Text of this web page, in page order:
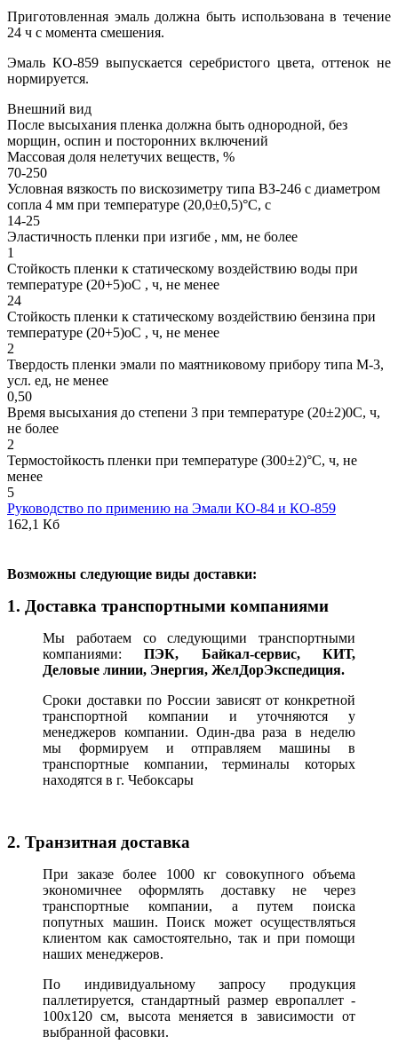
Приготовленная эмаль должна быть использована в течение
24 ч с момента смешения.
Эмаль КО-859 выпускается серебристого цвета, оттенок не
нормируется.
Внешний вид
После высыхания пленка должна быть однородной, без
морщин, оспин и посторонних включений
Массовая доля нелетучих веществ, %
70-250
Условная вязкость по вискозиметру типа ВЗ-246 с диаметром
сопла 4 мм при температуре (20,0±0,5)°С, с
14-25
Эластичность пленки при изгибе , мм, не более
1
Стойкость пленки к статическому воздействию воды при
температуре (20+5)оС , ч, не менее
24
Стойкость пленки к статическому воздействию бензина при
температуре (20+5)оС , ч, не менее
2
Твердость пленки эмали по маятниковому прибору типа М-3,
усл. ед, не менее
0,50
Время высыхания до степени 3 при температуре (20±2)0С, ч,
не более
2
Термостойкость пленки при температуре (300±2)°С, ч, не
менее
5
Руководство по примению на Эмали КО-84 и КО-859
162,1 Кб
Возможны следующие виды доставки:
1. Доставка транспортными компаниями
Мы работаем со следующими транспортными
компаниями:ПЭК, Байкал-сервис, КИТ,
Деловые линии, Энергия, ЖелДорЭкспедиция.
Сроки доставки по России зависят от конкретной
транспортной компании и уточняются у
менеджеров компании. Один-два раза в неделю
мы формируем и отправляем машины в
транспортные компании, терминалы которых
находятся в г. Чебоксары
2. Транзитная доставка
При заказе более 1000 кг совокупного объема
экономичнее оформлять доставку не через
транспортные компании, а путем поиска
попутных машин. Поиск может осуществляться
клиентом как самостоятельно, так и при помощи
наших менеджеров.
По индивидуальному запросу продукция
паллетируется, стандартный размер европаллет -
100х120 см, высота меняется в зависимости от
выбранной фасовки.